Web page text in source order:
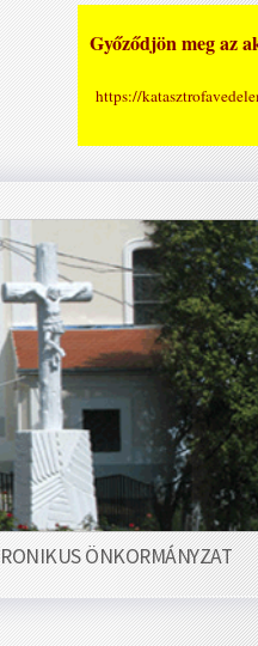
Győződjön meg az
https://
ÖNKORMÁNYZAT